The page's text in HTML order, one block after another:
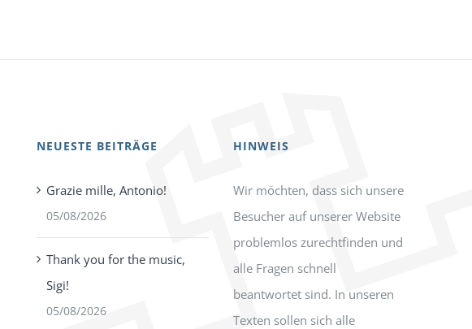
NEUESTE BEITRÄGE
Grazie mille, Antonio!
05/08/2026
Thank you for the music,
Sigi!
05/08/2026
HINWEIS
Wir möchten, dass sich unsere
Besucher auf unserer Website
problemlos zurechtfinden und
alle Fragen schnell
beantwortet sind. In unseren
Texten sollen sich alle